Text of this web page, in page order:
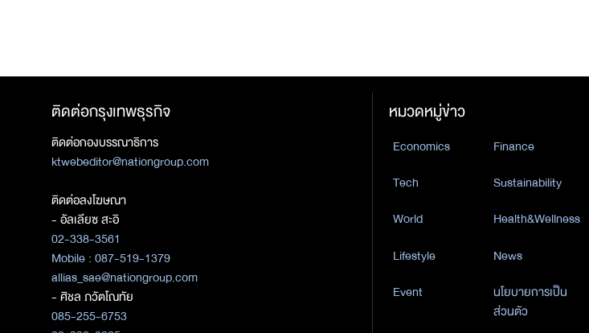
ติดต่อกรุงเทพธุรกิจ
ติดต่อกองบรรณาธิการ
ktwebeditor@nationgroup.com
ติดต่อลงโฆษณา
- อัลเลียซ สะอิ
02-338-3561
Mobile : 087-519-1379
allias_sae@nationgroup.com
- ศิชล ภวัตโณทัย
085-255-6753
หมวดหมู่ข่าว
Economics Finance
Tech
Sustainability
World
Health&Wellness
Lifestyle
News
Event
นโยบายการเป็น
ส่วนตัว